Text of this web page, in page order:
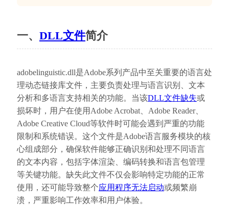
一、 DLL文件简介
adobelinguistic.dll是Adobe系列产品中至关重要的语言处
理动态链接库文件，主要负责处理与语言识别、文本
分析和多语言支持相关的功能。当该DLL文件缺失或
损坏时，用户在使用Adobe Acrobat、Adobe Reader、
Adobe Creative Cloud等软件时可能会遇到严重的功能
限制和系统错误。这个文件是Adobe语言服务模块的核
心组成部分，确保软件能够正确识别和处理不同语言
的文本内容，包括字体渲染、编码转换和语言包管理
等关键功能。缺失此文件不仅会影响特定功能的正常
使用，还可能导致整个应用程序无法启动或频繁崩
溃，严重影响工作效率和用户体验。